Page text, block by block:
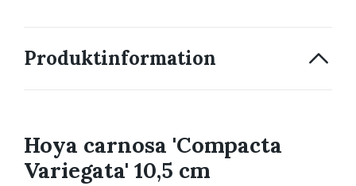
Produktinformation
Hoya carnosa 'Compacta
Variegata' 10,5 cm